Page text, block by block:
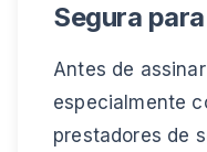
Segura
Antes de
especialmente
prestadores de